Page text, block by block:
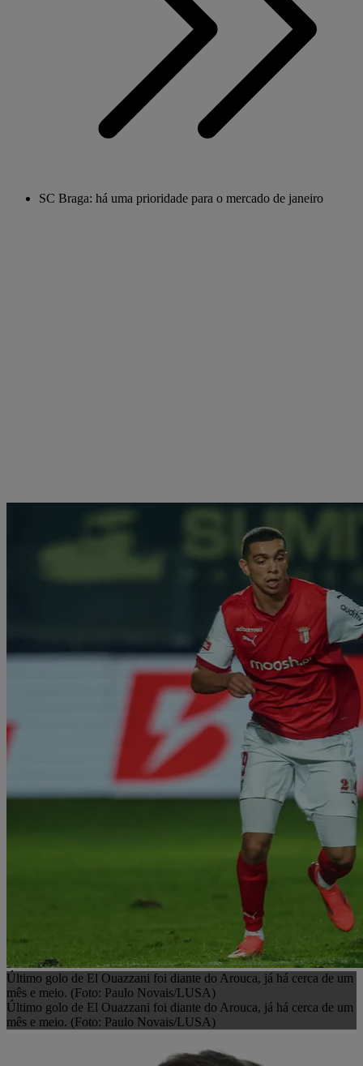
SC Braga: há uma prioridade para o mercado de janeiro
Último golo de El Ouazzani foi diante do Arouca, já há cerca de um
mês e meio. (Foto: Paulo Novais/LUSA)
Último golo de El Ouazzani foi diante do Arouca, já há cerca de um
mês e meio. (Foto: Paulo Novais/LUSA)